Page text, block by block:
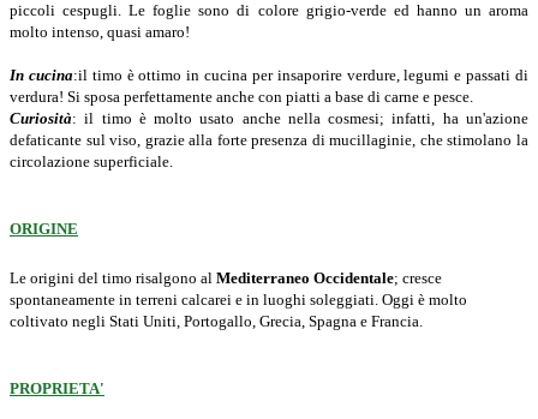
piccoli cespugli. Le foglie sono di colore grigio-verde ed hanno un aroma
molto intenso, quasi amaro!
In cucina:il timo è ottimo in cucina per insaporire verdure, legumi e passati di
verdura! Si sposa perfettamente anche con piatti a base di carne e pesce.
Curiosità: il timo è molto usato anche nella cosmesi; infatti, ha un'azione
defaticante sul viso, grazie alla forte presenza di mucillaginie, che stimolano la
circolazione superficiale.
ORIGINE
Le origini del timo risalgono al Mediterraneo Occidentale; cresce
spontaneamente in terreni calcarei e in luoghi soleggiati. Oggi è molto
coltivato negli Stati Uniti, Portogallo, Grecia, Spagna e Francia.
PROPRIETA'